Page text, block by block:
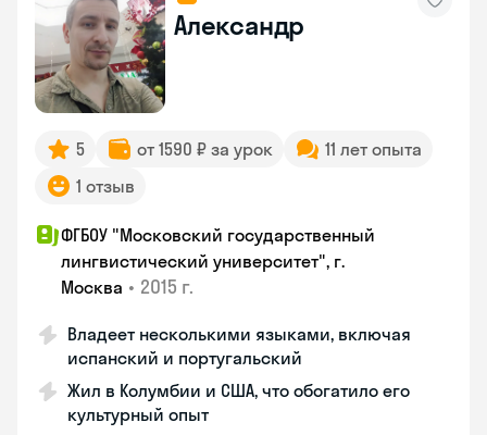
Александр
5 от 1590 ₽ за урок
11 лет опыта
1 отзыв
ФГБОУ "Московский государственный
лингвистический университет", г.
Москва • 2015 г.
Владеет несколькими языками, включая
испанский и португальский
Жил в Колумбии и США, что обогатило его
культурный опыт